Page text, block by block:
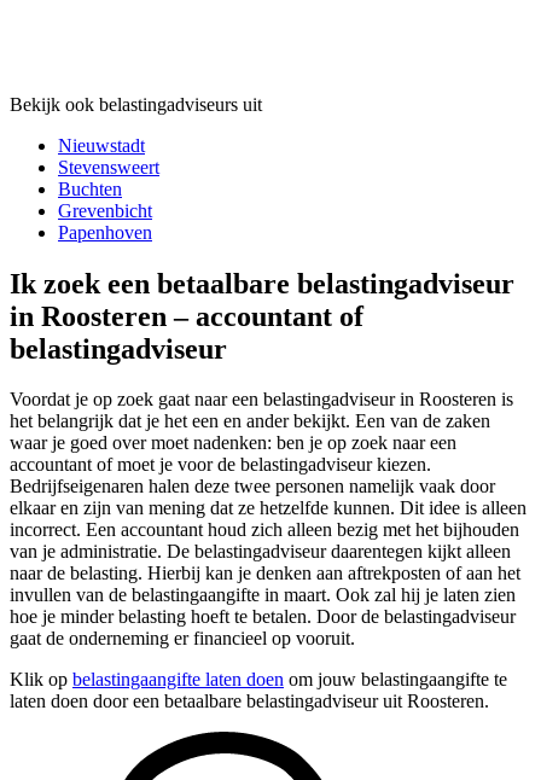
Bekijk ook belastingadviseurs uit
Nieuwstadt
Stevensweert
Buchten
Grevenbicht
Papenhoven
Ik zoek een betaalbare belastingadviseur
in Roosteren – accountant of
belastingadviseur
Voordat je op zoek gaat naar een belastingadviseur in Roosteren is
het belangrijk dat je het een en ander bekijkt. Een van de zaken
waar je goed over moet nadenken: ben je op zoek naar een
accountant of moet je voor de belastingadviseur kiezen.
Bedrijfseigenaren halen deze twee personen namelijk vaak door
elkaar en zijn van mening dat ze hetzelfde kunnen. Dit idee is alleen
incorrect. Een accountant houd zich alleen bezig met het bijhouden
van je administratie. De belastingadviseur daarentegen kijkt alleen
naar de belasting. Hierbij kan je denken aan aftrekposten of aan het
invullen van de belastingaangifte in maart. Ook zal hij je laten zien
hoe je minder belasting hoeft te betalen. Door de belastingadviseur
gaat de onderneming er financieel op vooruit.
Klik op belastingaangifte laten doen om jouw belastingaangifte te
laten doen door een betaalbare belastingadviseur uit Roosteren.